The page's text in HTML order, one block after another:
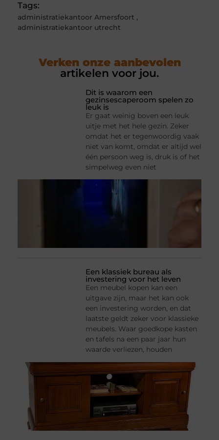
Tags:
administratiekantoor Amersfoort ,
administratiekantoor utrecht
Verken onze aanbevolen
artikelen voor jou.
Dit is waarom een
gezinsescaperoom spelen zo
leuk is
Er gaat weinig boven een leuk
uitje met het hele gezin. Zeker
omdat het er tegenwoordig vaak
niet van komt, omdat er altijd wel
één persoon weg is, druk is of het
simpelweg even niet
Een klassiek bureau als
investering voor het leven
Een meubel kopen kan een
uitgave zijn, maar het kan ook
een investering worden, en dat
laatste geldt zeker voor klassieke
meubels. Waar goedkope kasten
en tafels na een paar jaar hun
waarde verliezen, houden